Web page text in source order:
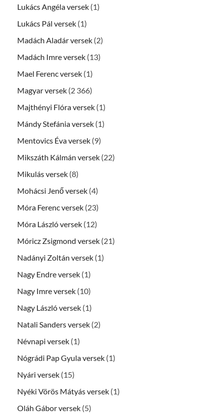
Lukács Angéla versek (1)
Lukács Pál versek (1)
Madách Aladár versek (2)
Madách Imre versek (13)
Mael Ferenc versek (1)
Magyar versek (2 366)
Majthényi Flóra versek (1)
Mándy Stefánia versek (1)
Mentovics Éva versek (9)
Mikszáth Kálmán versek (22)
Mikulás versek (8)
Mohácsi Jenő versek (4)
Móra Ferenc versek (23)
Móra László versek (12)
Móricz Zsigmond versek (21)
Nadányi Zoltán versek (1)
Nagy Endre versek (1)
Nagy Imre versek (10)
Nagy László versek (1)
Natali Sanders versek (2)
Névnapi versek (1)
Nógrádi Pap Gyula versek (1)
Nyári versek (15)
Nyéki Vörös Mátyás versek (1)
Oláh Gábor versek (5)